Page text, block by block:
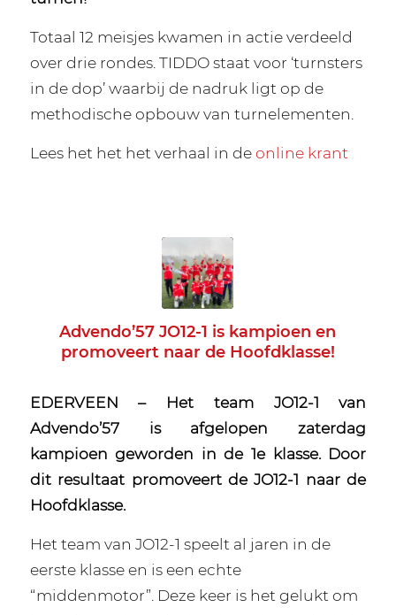
Totaal 12 meisjes kwamen in actie verdeeld
over drie rondes. TIDDO staat voor ‘turnsters
in de dop’ waarbij de nadruk ligt op de
methodische opbouw van turnelementen.
Lees het het het verhaal in deonline krant
Advendo’57 JO12-1 is kampioen en
promoveert naar de Hoofdklasse!
EDERVEEN – Het team JO12-1 van
Advendo’57 is afgelopen zaterdag
kampioen geworden in de 1e klasse. Door
dit resultaat promoveert de JO12-1 naar de
Hoofdklasse.
Het team van JO12-1 speelt al jaren in de
eerste klasse en is een echte
“middenmotor”. Deze keer is het gelukt om